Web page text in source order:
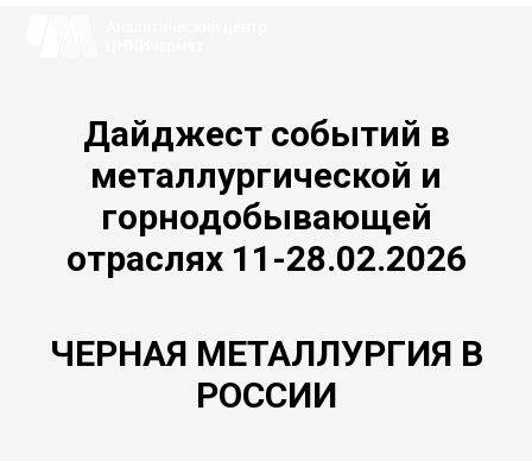
Дайджест событий в
металлургической и
горнодобывающей
отраслях 11-28.02.2026
ЧЕРНАЯ МЕТАЛЛУРГИЯ В
РОССИИ